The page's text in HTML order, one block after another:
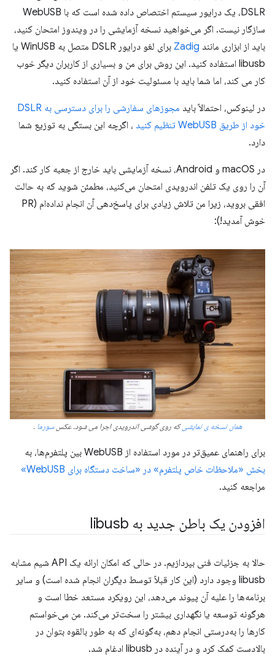
DSLR، یک درایور سیستم اختصاص داده شده است که با WebUSB
سازگار نیست. اگر می‌خواهید نسخه آزمایشی را در ویندوز امتحان کنید،
باید از ابزاری مانند Zadig
برای لغو درایور DSLR متصل به WinUSB یا
libusb استفاده کنید. این روش برای من و بسیاری از کاربران دیگر خوب
کار می کند، اما شما باید با مسئولیت خود از آن استفاده کنید.
در لینوکس، احتمالاً باید
مجوزهای سفارشی را برای دسترسی به DSLR
خود از طریق WebUSB تنظیم کنید
، اگرچه این بستگی به توزیع شما
دارد.
در macOS و Android، نسخه آزمایشی باید خارج از جعبه کار کند. اگر
آن را روی یک تلفن اندرویدی امتحان می‌کنید، مطمئن شوید که به حالت
افقی بروید، زیرا من تلاش زیادی برای پاسخ‌دهی آن انجام نداده‌ام (PR
خوش آمدید!):
همان نسخه ی نمایشیکه روی گوشی اندرویدی اجرا می شود. عکسسورما .
برای راهنمای عمیق‌تر در مورد استفاده از WebUSB بین پلتفرم‌ها، به
بخش «ملاحظات خاص پلتفرم» در «ساخت دستگاه برای WebUSB»
مراجعه کنید.
افزودن یک باطن جدید به libusb
حالا به جزئیات فنی بپردازیم. در حالی که امکان ارائه یک API شیم مشابه
libusb وجود دارد (این کار قبلاً توسط دیگران انجام شده است) و سایر
برنامه‌ها را علیه آن پیوند می‌دهد، این رویکرد مستعد خطا است و
هرگونه توسعه یا نگهداری بیشتر را سخت‌تر می‌کند. من می‌خواستم
کارها را به‌درستی انجام دهم، به‌گونه‌ای که به طور بالقوه بتوان در
بالادست کمک کرد و در آینده در libusb ادغام شد.